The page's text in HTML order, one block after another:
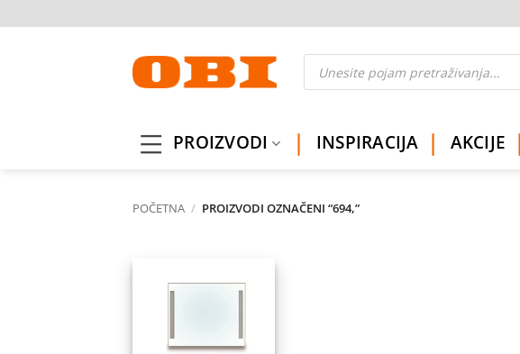
to
Products
search
PROIZVODI INSPIRACIJA AKCIJE
POČETNA / PROIZVODI OZNAČENI “694,”
želja